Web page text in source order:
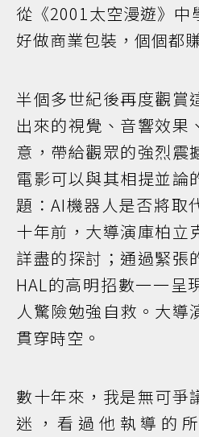
從《2001太空漫遊》中
好做商業包裝，個個都
半個多世紀後再度觀賞
出來的視覺、音響效果
意，帶給觀眾的強烈震
電影可以與其相提並論
題：AI機器人是否將取
十年前，大導演庫柏立
詳盡的探討；通過緊張
HAL的高明招數一一呈
人驚險勉強自救。大導
貫穿時空。
數十年來，我是無可爭
迷，看過他執導的